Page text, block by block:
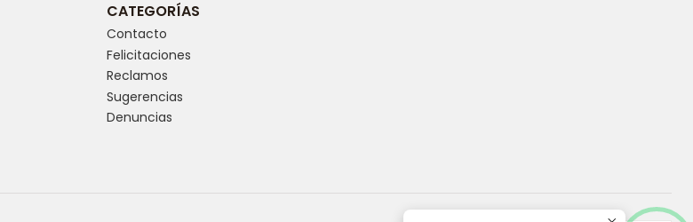
CATEGORÍAS
Contacto
Felicitaciones
Reclamos
Sugerencias
Denuncias